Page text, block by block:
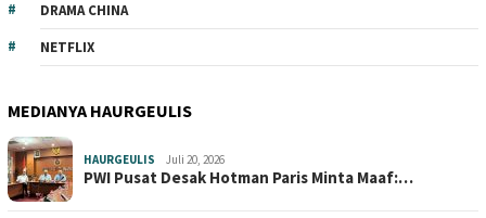
DRAMA CHINA
NETFLIX
MEDIANYA HAURGEULIS
HAURGEULIS Juli 20, 2026
PWI Pusat Desak Hotman Paris Minta Maaf:…